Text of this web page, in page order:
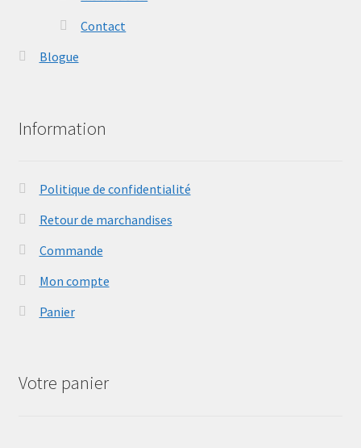
Contact
Blogue
Information
Politique de confidentialité
Retour de marchandises
Commande
Mon compte
Panier
Votre panier